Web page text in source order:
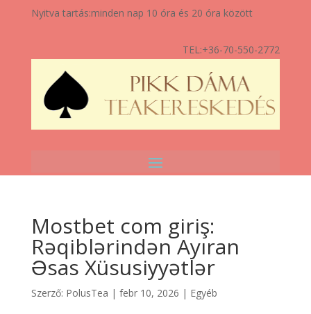
Nyitva tartás:minden nap 10 óra és 20 óra között
TEL:+36-70-550-2772
Mostbet com giriş:
Rəqiblərindən Ayıran
Əsas Xüsusiyyətlər
Szerző: PolusTea | febr 10, 2026 | Egyéb